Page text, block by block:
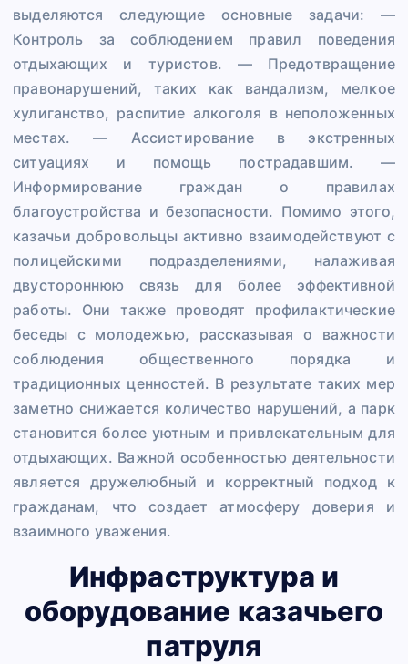
выделяются следующие основные задачи: —
Контроль за соблюдением правил поведения
отдыхающих и туристов. — Предотвращение
правонарушений, таких как вандализм, мелкое
хулиганство, распитие алкоголя в неположенных
местах. — Ассистирование в экстренных
ситуациях и помощь пострадавшим. —
Информирование граждан о правилах
благоустройства и безопасности. Помимо этого,
казачьи добровольцы активно взаимодействуют с
полицейскими подразделениями, налаживая
двустороннюю связь для более эффективной
работы. Они также проводят профилактические
беседы с молодежью, рассказывая о важности
соблюдения общественного порядка и
традиционных ценностей. В результате таких мер
заметно снижается количество нарушений, а парк
становится более уютным и привлекательным для
отдыхающих. Важной особенностью деятельности
является дружелюбный и корректный подход к
гражданам, что создает атмосферу доверия и
взаимного уважения.
Инфраструктура и
оборудование казачьего
патруля